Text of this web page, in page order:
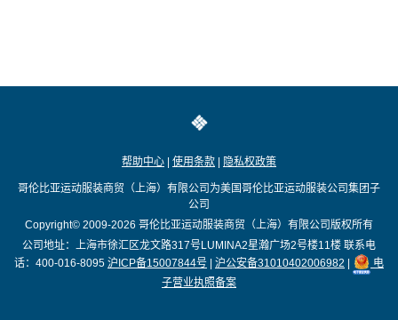
帮助中心 使用条款 隐私权政策
哥伦比亚运动服装商贸（上海）有限公司为美国哥伦比亚运动服装公司集团子
公司
Copyright© 2009-2026 哥伦比亚运动服装商贸（上海）有限公司版权所有
公司地址：上海市徐汇区龙文路317号LUMINA2星瀚广场2号楼11楼 联系电
话：400-016-8095 沪ICP备15007844号 沪公安备31010402006982
电
子营业执照备案